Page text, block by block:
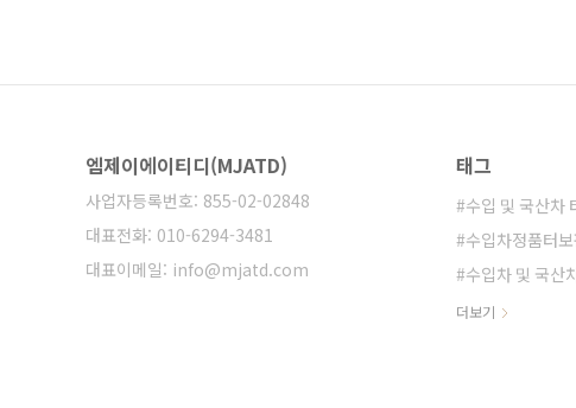
엠제이에이티디(MJATD)
사업자등록번호: 855-02-02848
대표전화: 010-6294-3481
대표이메일: info@mjatd.com
태그
수입 및 국산차
수입차정품터
수입차 및 국산
수입차터보차저
더보기